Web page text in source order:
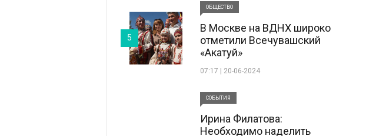
ОБЩЕСТВО
В Москве на ВДНХ широко
отметили Всечувашский
«Акатуй»
07:17 | 20-06-2024
5
СОБЫТИЯ
Ирина Филатова:
Необходимо наделить